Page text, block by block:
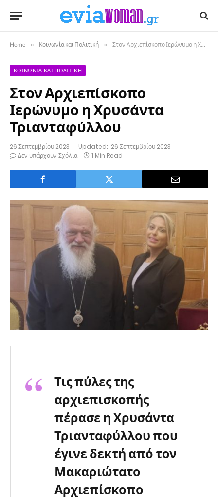
Home » Κοινωνία και Πολιτική » Στον Αρχιεπίσκοπο Ιερώνυμο η Χρυσάντα Τριανταφύλλου
ΚΟΙΝΩΝΊΑ ΚΑΙ ΠΟΛΙΤΙΚΉ
Στον Αρχιεπίσκοπο
Ιερώνυμο η Χρυσάντα
Τριανταφύλλου
26 Σεπτεμβρίου 2023 Updated: 26 Σεπτεμβρίου 2023
Δεν υπάρχουν Σχόλια
1 Min Read
Τις πύλες της
αρχιεπισκοπής
πέρασε η Χρυσάντα
Τριανταφύλλου που
έγινε δεκτή από τον
Μακαριώτατο
Αρχιεπίσκοπο